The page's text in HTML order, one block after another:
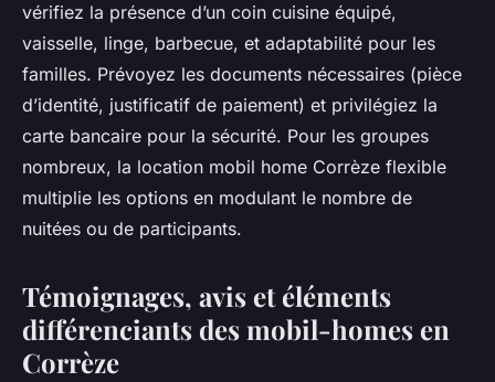
vérifiez la présence d’un coin cuisine équipé,
vaisselle, linge, barbecue, et adaptabilité pour les
familles. Prévoyez les documents nécessaires (pièce
d’identité, justificatif de paiement) et privilégiez la
carte bancaire pour la sécurité. Pour les groupes
nombreux, la location mobil home Corrèze flexible
multiplie les options en modulant le nombre de
nuitées ou de participants.
Témoignages, avis et éléments
différenciants des mobil-homes en
Corrèze